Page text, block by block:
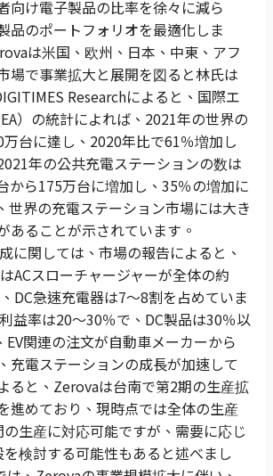
向け電子製品の比率を徐々に減ら
品のポートフォリオを最適化しま
は米国、欧州、日本、中東、アフ
場で事業拡大と展開を図ると林氏は
Researchによると、国際エ
）の統計によれば、2021年の世界の
台に達し、2020年比で61％増加し
年の公共充電ステーションの数は
から175万台に増加し、35％の増加に
世界の充電ステーション市場には大き
あることが示されています。
に関しては、市場の報告によると、
ACスローチャージャーが全体の約
DC急速充電器は7〜8割を占めていま
益率は20〜30％で、DC製品は30％以
関連の注文が自動車メーカーから
充電ステーションの成長が加速して
ると、Zerovaは台南で第2期の生産拡
進めており、現時点では全体の生産
生産に対応可能ですが、需要に応じ
検討する可能性もあると述べまし